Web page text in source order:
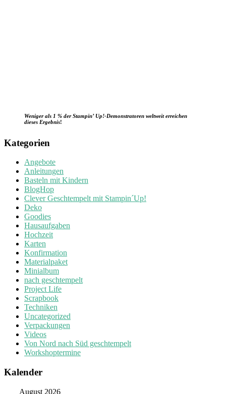
Weniger als 1 % der Stampin’ Up!-Demonstratoren weltweit erreichen
dieses Ergebnis!
Kategorien
Angebote
Anleitungen
Basteln mit Kindern
BlogHop
Clever Geschtempelt mit Stampin´Up!
Deko
Goodies
Hausaufgaben
Hochzeit
Karten
Konfirmation
Materialpaket
Minialbum
nach geschtempelt
Project Life
Scrapbook
Techniken
Uncategorized
Verpackungen
Videos
Von Nord nach Süd geschtempelt
Workshoptermine
Kalender
August 2026